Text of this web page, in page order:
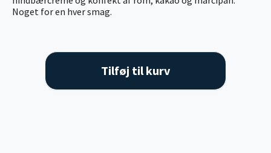
Noget for en hver smag.
Tilføj til kurv